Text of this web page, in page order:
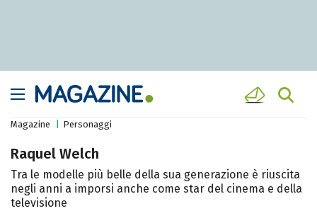
Magazine Personaggi
Raquel Welch
Tra le modelle più belle della sua generazione è riuscita
negli anni a imporsi anche come star del cinema e della
televisione